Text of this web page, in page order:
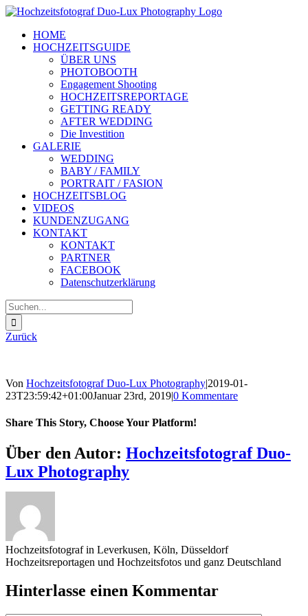
Zum
springenHOME
HOCHZEITSGUIDE
ÜBER UNS
PHOTOBOOTH
Engagement Shooting
HOCHZEITSREPORTAGE
GETTING READY
AFTER WEDDING
Die Investition
GALERIE
WEDDING
BABY / FAMILY
PORTRAIT / FASION
HOCHZEITSBLOG
VIDEOS
KUNDENZUGANG
KONTAKT
KONTAKT
PARTNER
FACEBOOK
Datenschutzerklärung
Suche
nach:
Zurück
Von Hochzeitsfotograf Duo-Lux Photography|2019-01-
23T23:59:42+01:00Januar 23rd, 2019|0 Kommentare
Share This Story, Choose Your Platform!
Sharing_facebook
Sharing_twitter
Sharing_reddit
Über den Autor: Hochzeitsfotograf Duo-
Lux Photography
Hochzeitsfotograf in Leverkusen, Köln, Düsseldorf
Hochzeitsreportagen und Hochzeitsfotos und ganz Deutschland
Hinterlasse einen Kommentar